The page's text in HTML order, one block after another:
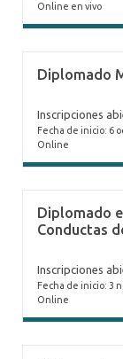
Online en vivo
Diplomado
Inscripciones
Fecha de inicio: 6
Online
Diplomado
Conductas
Inscripciones
Fecha de inicio: 3
Online